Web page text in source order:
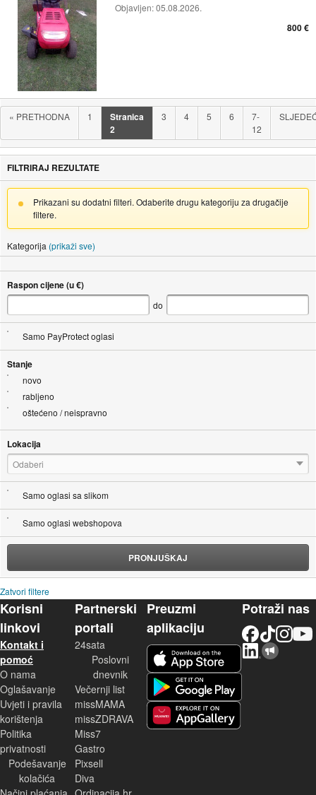
Objavljen:05.08.2026.
800 €
« PRETHODNA 1
Stranica
2
3 4 5 6
7-
12
FILTRIRAJ REZULTATE
Prikazani su dodatni filteri. Odaberite drugu kategoriju za drugačije
filtere.
Kategorija (prikaži sve)
Raspon cijene (u €)
do
Samo PayProtect oglasi
Stanje
novo
rabljeno
oštećeno / neispravno
Lokacija
Odaberi
Samo oglasi sa slikom
Samo oglasi webshopova
PRONJUŠKAJ
Zatvori filtere
Korisni
linkovi
Kontakt i
pomoć
O nama
Oglašavanje
Uvjeti i pravila
korištenja
Politika
privatnosti
Podešavanje
kolačića
Partnerski
portali
24sata
Poslovni
dnevnik
Večernji list
missMAMA
missZDRAVA
Miss7
Gastro
Pixsell
Diva
Preuzmi
aplikaciju
Potraži nas